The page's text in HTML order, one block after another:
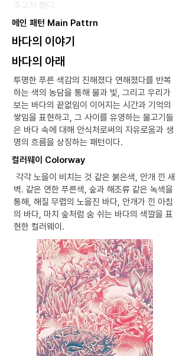
주고자 했디.
​메인 패턴 Main Pattrn
바다의 이야기
바다의 아래
투명한 푸른 색감의 진해졌다 연해졌다를 반복
하는 색의 농담을 통해 물과 빛, 그리고 우리가
보는 바다의 끝없임이 이어지는 시간과 기억의
쌓임을 표현하고, 그 사이를 유영하는 물고기들
은 바다 속에 대해 안식처로써의 자유로움과 생
명의 흐름을 상징하는 패턴이다.
​컬러웨이 Colorway
각각 노을이 비치는 것 같은 붉은색, 안개 낀 새
벽. 같은 연한 푸른색, 숲과 해조류 같은 녹색을
통해, 해질 무렵의 노을진 바다, 안개가 낀 아침
의 바다, 마치 숲처럼 숨 쉬는 바다의 색깔을 표
현한 컬러웨이.